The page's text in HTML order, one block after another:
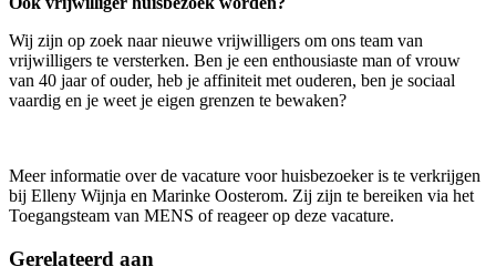
Wij zijn op zoek naar nieuwe vrijwilligers om ons team van
vrijwilligers te versterken. Ben je een enthousiaste man of vrouw
van 40 jaar of ouder, heb je affiniteit met ouderen, ben je sociaal
vaardig en je weet je eigen grenzen te bewaken?
Meer informatie over de vacature voor huisbezoeker is te verkrijgen
bij Elleny Wijnja en Marinke Oosterom. Zij zijn te bereiken via het
Toegangsteam van MENS of reageer op deze vacature.
Gerelateerd aan